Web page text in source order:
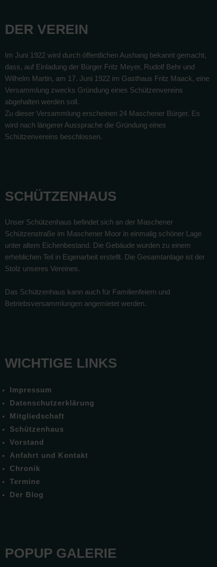
DER VEREIN
Im Juni 1922 wird durch öffentlichen Aushang bekannt gemacht,
dass, auf Einladung der Bürger Fritz Meyer, Rudolf Behr und
Wilhelm Martin, am 17. Juni 1922 im Gasthaus Fritz Maack, eine
Versammlung zwecks Gründung eines Schützenvereins
abgehalten werden soll.
Zu dieser Versammlung erscheinen 24 Maschener Bürger. Es
wird nach längerer Aussprache die Gründung eines
Schützenvereins beschlossen.
SCHÜTZENHAUS
Unser Schützenhaus befindet sich an der Maschener
Schützenstraße im Maschener Moor in einmalig schöner Lage
unter altem Eichenbestand. Die Gebäude wurden zu einem
erheblichen Teil in Eigenarbeit erstellt. Die Gesamtanlage ist der
Stolz unseres Vereines.
Das Schützenhaus kann auch für Familienfeiern und
Betriebsversammlungen angemietet werden.
WICHTIGE LINKS
Impressum
Datenschutzerklärung
Mitgliedschaft
Schützenhaus
Vorstand
Anfahrt und Kontakt
Chronik
Termine
Der Blog
POPUP GALERIE